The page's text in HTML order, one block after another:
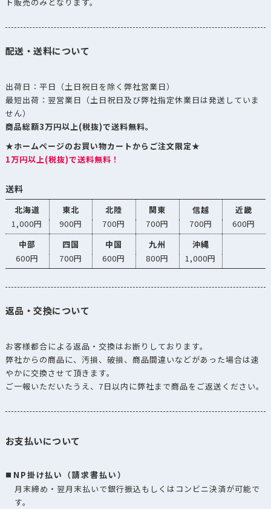
ト販売のみとなります。
配送・送料について
出荷日：平日（土日祝日を除く弊社営業日）
最短出荷：翌営業日（土日祝日及び弊社指定休業日は発送していま
せん）
商品総額3万円以上(税抜)で送料無料。
★ホームページのお買い物カートからご注文限定★
1万円以上(税抜)で送料無料！
送料
北海道 東北 北陸 関東 信越
近畿
1,000円
900円 700円 700円 700円
600円
中部
四国 中国 九州
沖縄
600円
700円 600円 800円 1,000円
返品・交換について
お客様都合による返品・交換はお断りしております。
弊社からの商品に、汚損、破損、商品間違いなどがあった場合は速
やかに交換させて頂きます。
ご一報いただいたうえ、7日以内に弊社まで商品をご返送ください。
お支払いについて
NP掛け払い（請求書払い）
月末締め・翌月末払いで銀行振込もしくはコンビニ決済が可能で
す。